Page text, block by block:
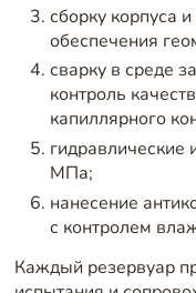
сборку корпуса
обеспечения
сварку в среде
контроль
капиллярного
гидравлические
МПа;
нанесение
с контролем
Каждый резервуар